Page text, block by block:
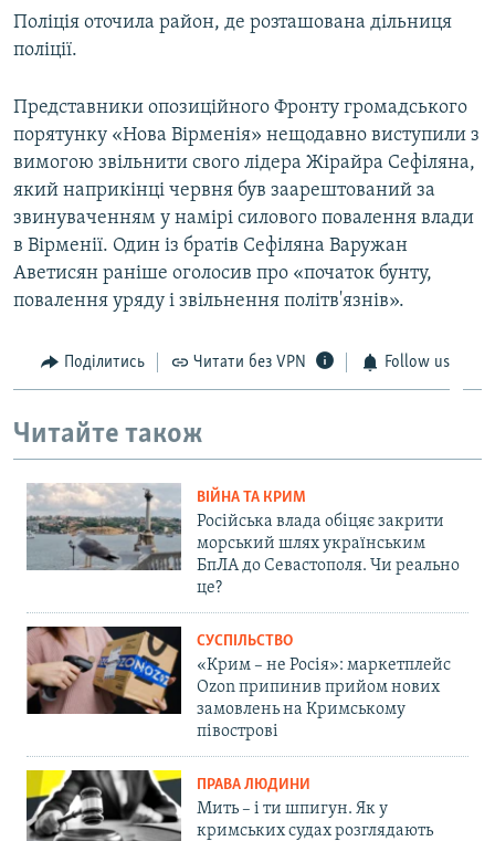
Усі сайти RFE/RL
Поліція оточила район, де розташована дільниця
поліції.
Представники опозиційного Фронту громадського
порятунку «Нова Вірменія» нещодавно виступили з
вимогою звільнити свого лідера Жірайра Сефіляна,
який наприкінці червня був заарештований за
звинуваченням у намірі силового повалення влади
в Вірменії. Один із братів Сефіляна Варужан
Аветисян раніше оголосив про «початок бунту,
повалення уряду і звільнення політв'язнів».
Поділитись Читати без VPN Follow us
Читайте також
ВІЙНА ТА КРИМ
Російська влада обіцяє закрити
морський шлях українським
БпЛА до Севастополя. Чи реально
це?
СУСПІЛЬСТВО
«Крим – не Росія»: маркетплейс
Ozon припинив прийом нових
замовлень на Кримському
півострові
ПРАВА ЛЮДИНИ
Мить – і ти шпигун. Як у
кримських судах розглядають